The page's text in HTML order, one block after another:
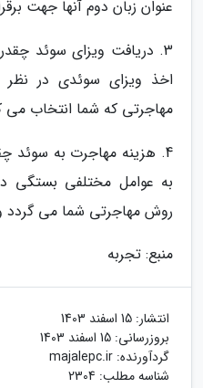
عنوان زبان دوم آنها جهت
3. دریافت ویزای سوئد
اخذ ویزای سوئدی در
مهاجرتی که شما انتخاب می
4. هزینه مهاجرت به سوئد
به عوامل مختلفی بستگی
روش مهاجرتی شما می گردد
منبع: تجربه
انتشار: 15 اسفند 1403
بروزرسانی: 15 اسفند 1403
گردآورنده: majalepc.ir
شناسه مطلب: 2304